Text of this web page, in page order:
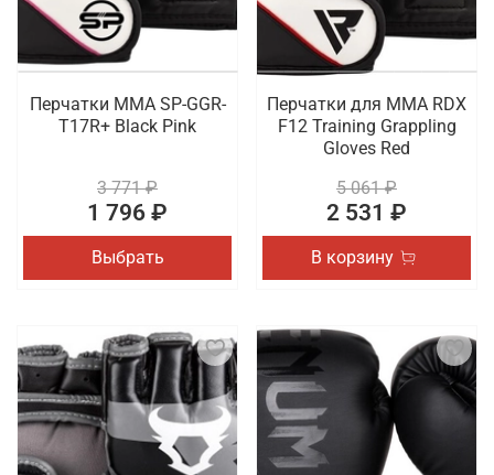
Перчатки MMA SP-GGR-
T17R+ Black Pink
3 771 ₽
1 796 ₽
Выбрать
Перчатки для MMA RDX
F12 Training Grappling
Gloves Red
5 061 ₽
2 531 ₽
В корзину